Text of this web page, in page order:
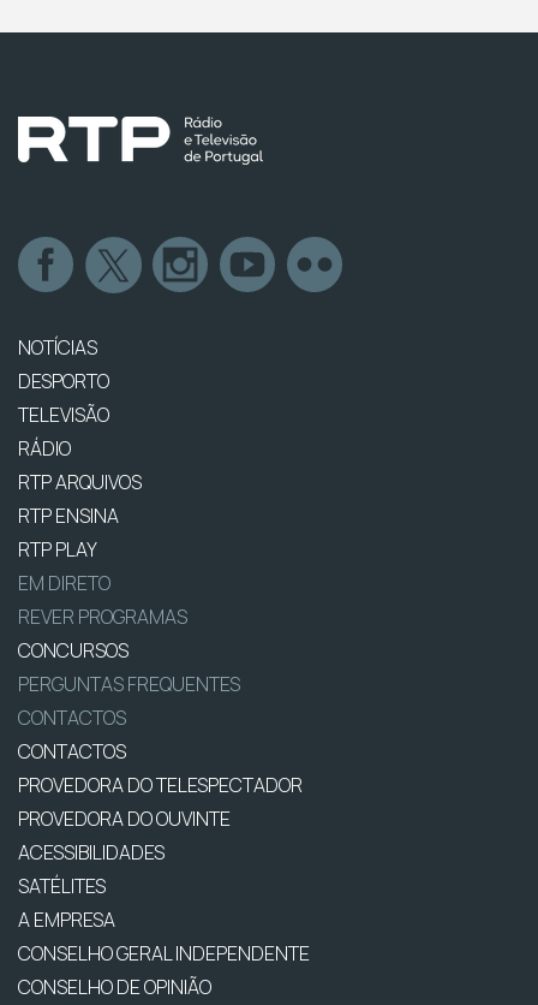
NOTÍCIAS
DESPORTO
TELEVISÃO
RÁDIO
RTP ARQUIVOS
RTP ENSINA
RTP PLAY
EM DIRETO
REVER PROGRAMAS
CONCURSOS
PERGUNTAS FREQUENTES
CONTACTOS
CONTACTOS
PROVEDORA DO TELESPECTADOR
PROVEDORA DO OUVINTE
ACESSIBILIDADES
SATÉLITES
A EMPRESA
CONSELHO GERAL INDEPENDENTE
CONSELHO DE OPINIÃO